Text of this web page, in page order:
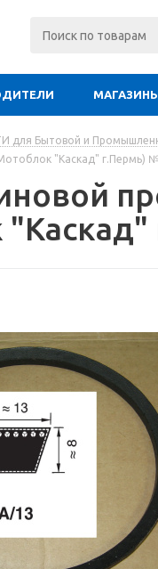
для Бытовой и
"Каскад" г.Пермь)